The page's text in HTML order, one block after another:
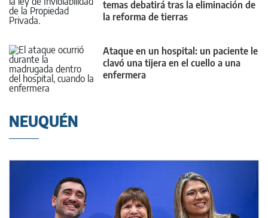
temas debatirá tras la eliminación de
la reforma de tierras
Ataque en un hospital: un paciente le
clavó una tijera en el cuello a una
enfermera
NEUQUÉN